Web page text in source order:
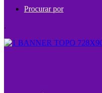
Procurar por
.